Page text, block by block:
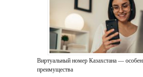
Виртуальный номер Казахстана —
преимущества